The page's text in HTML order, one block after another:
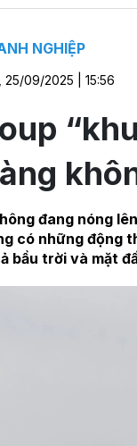
NGHIỆP
25/09/2025 | 15:56
đang nóng
có những động
bầu trời và mặt